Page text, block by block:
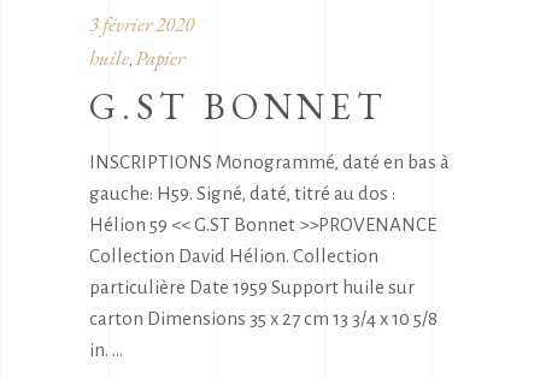
3 février 2020
huile, Papier
G.ST BONNET
INSCRIPTIONS Monogrammé, daté en bas à
gauche: H59. Signé, daté, titré au dos :
Hélion 59 << G.ST Bonnet >>PROVENANCE
Collection David Hélion. Collection
particulière Date 1959 Support huile sur
carton Dimensions 35 x 27 cm 13 3/4 x 10 5/8
in.